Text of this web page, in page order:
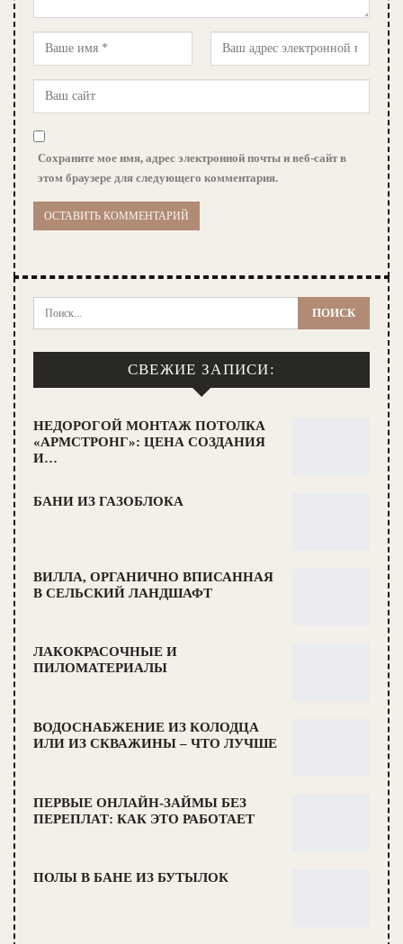
Сохраните мое имя, адрес электронной почты и веб-сайт в
этом браузере для следующего комментария.
СВЕЖИЕ ЗАПИСИ:
НЕДОРОГОЙ МОНТАЖ ПОТОЛКА
«АРМСТРОНГ»: ЦЕНА СОЗДАНИЯ
И…
БАНИ ИЗ ГАЗОБЛОКА
ВИЛЛА, ОРГАНИЧНО ВПИСАННАЯ
В СЕЛЬСКИЙ ЛАНДШАФТ
ЛАКОКРАСОЧНЫЕ И
ПИЛОМАТЕРИАЛЫ
ВОДОСНАБЖЕНИЕ ИЗ КОЛОДЦА
ИЛИ ИЗ СКВАЖИНЫ – ЧТО ЛУЧШЕ
ПЕРВЫЕ ОНЛАЙН-ЗАЙМЫ БЕЗ
ПЕРЕПЛАТ: КАК ЭТО РАБОТАЕТ
ПОЛЫ В БАНЕ ИЗ БУТЫЛОК